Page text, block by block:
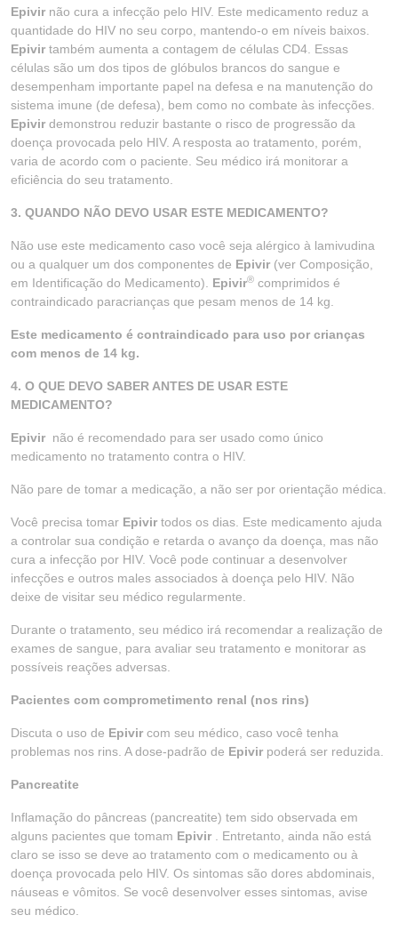
Epivir não cura a infecção pelo HIV. Este medicamento reduz a
quantidade do HIV no seu corpo, mantendo-o em níveis baixos.
Epivir também aumenta a contagem de células CD4. Essas
células são um dos tipos de glóbulos brancos do sangue e
desempenham importante papel na defesa e na manutenção do
sistema imune (de defesa), bem como no combate às infecções.
Epivir demonstrou reduzir bastante o risco de progressão da
doença provocada pelo HIV. A resposta ao tratamento, porém,
varia de acordo com o paciente. Seu médico irá monitorar a
eficiência do seu tratamento.
3. QUANDO NÃO DEVO USAR ESTE MEDICAMENTO?
Não use este medicamento caso você seja alérgico à lamivudina
ou a qualquer um dos componentes de Epivir (ver Composição,
em Identificação do Medicamento). Epivir® comprimidos é
contraindicado paracrianças que pesam menos de 14 kg.
Este medicamento é contraindicado para uso por crianças
com menos de 14 kg.
4. O QUE DEVO SABER ANTES DE USAR ESTE
MEDICAMENTO?
Epivir não é recomendado para ser usado como único
medicamento no tratamento contra o HIV.
Não pare de tomar a medicação, a não ser por orientação médica.
Você precisa tomar Epivir todos os dias. Este medicamento ajuda
a controlar sua condição e retarda o avanço da doença, mas não
cura a infecção por HIV. Você pode continuar a desenvolver
infecções e outros males associados à doença pelo HIV. Não
deixe de visitar seu médico regularmente.
Durante o tratamento, seu médico irá recomendar a realização de
exames de sangue, para avaliar seu tratamento e monitorar as
possíveis reações adversas.
Pacientes com comprometimento renal (nos rins)
Discuta o uso de Epivir com seu médico, caso você tenha
problemas nos rins. A dose-padrão de Epivir poderá ser reduzida.
Pancreatite
Inflamação do pâncreas (pancreatite) tem sido observada em
alguns pacientes que tomam Epivir . Entretanto, ainda não está
claro se isso se deve ao tratamento com o medicamento ou à
doença provocada pelo HIV. Os sintomas são dores abdominais,
náuseas e vômitos. Se você desenvolver esses sintomas, avise
seu médico.